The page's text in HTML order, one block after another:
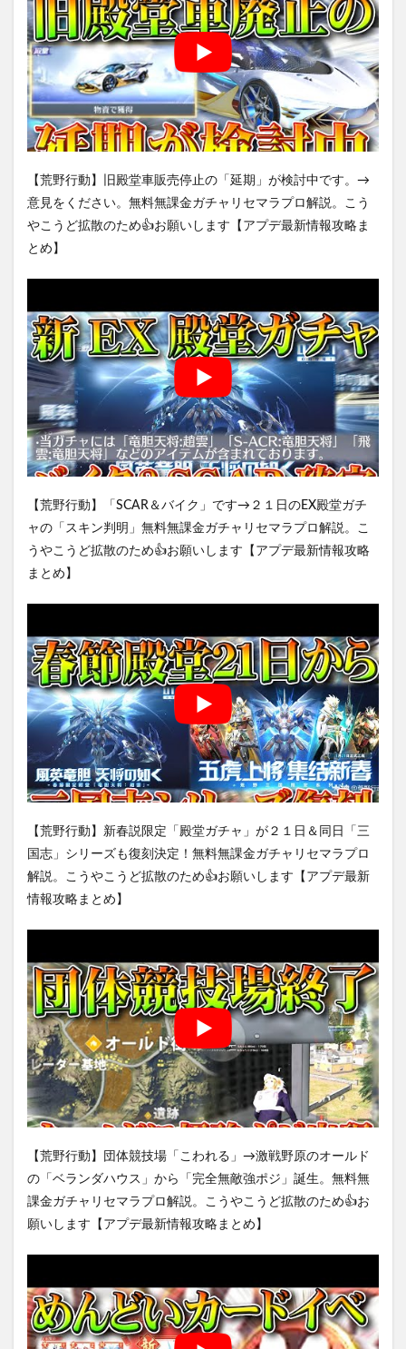
【荒野行動】旧殿堂車販売停止の「延期」が検討中です。→
意見をください。無料無課金ガチャリセマラプロ解説。こう
やこうど拡散のため👍お願いします【アプデ最新情報攻略ま
とめ】
【荒野行動】「SCAR＆バイク」です→２１日のEX殿堂ガチ
ャの「スキン判明」無料無課金ガチャリセマラプロ解説。こ
うやこうど拡散のため👍お願いします【アプデ最新情報攻略
まとめ】
【荒野行動】新春説限定「殿堂ガチャ」が２１日＆同日「三
国志」シリーズも復刻決定！無料無課金ガチャリセマラプロ
解説。こうやこうど拡散のため👍お願いします【アプデ最新
情報攻略まとめ】
【荒野行動】団体競技場「こわれる」→激戦野原のオールド
の「ベランダハウス」から「完全無敵強ポジ」誕生。無料無
課金ガチャリセマラプロ解説。こうやこうど拡散のため👍お
願いします【アプデ最新情報攻略まとめ】